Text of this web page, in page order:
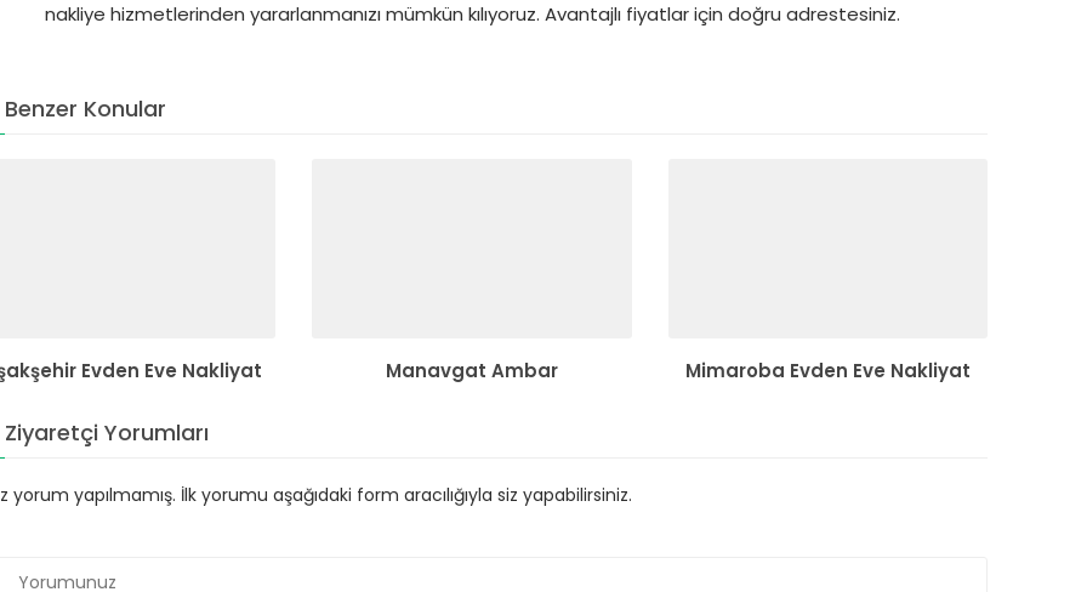
nakliye hizmetlerinden yararlanmanızı mümkün kılıyoruz. Avantajlı fiyatlar için doğru adrestesiniz.
Benzer Konular
Evden Eve Nakliyat Manavgat Ambar Mimaroba Evden Eve Nakliyat
Ziyaretçi Yorumları
yorum yapılmamış. İlk yorumu aşağıdaki form aracılığıyla siz yapabilirsiniz.